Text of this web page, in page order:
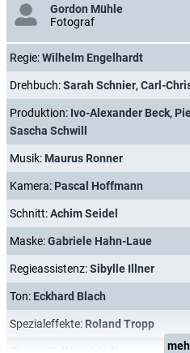
Gordon Mühle
Fotograf
Regie:Wilhelm Engelhardt
Drehbuch:Sarah Schnier, Carl-
Produktion: Ivo-Alexander Beck,
Sascha Schwill
Musik: Maurus Ronner
Kamera: Pascal Hoffmann
Schnitt:Achim Seidel
Maske:Gabriele Hahn-Laue
Regieassistenz:Sibylle Illner
Ton: Eckhard Blach
Spezialeffekte: Roland Tropp